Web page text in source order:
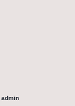
admin